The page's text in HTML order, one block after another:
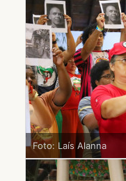
Foto: Laís Alanna